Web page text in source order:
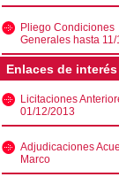
Pliego Condiciones
Generales hasta 11/
Enlaces de interés
Licitaciones
01/12/2013
Adjudicaciones
Marco